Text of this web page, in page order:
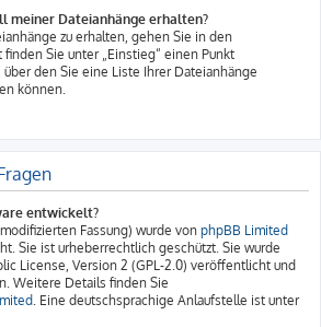
meiner Dateianhänge erhalten?
zu erhalten, gehen Sie in den
Sie unter „Einstieg“ einen Punkt
über den Sie eine Liste Ihrer Dateianhänge
können.
entwickelt?
Fassung) wurde von phpBB Limited
Sie ist urheberrechtlich geschützt. Sie wurde
License, Version 2 (GPL-2.0) veröffentlicht und
Weitere Details finden Sie
. Eine deutschsprachige Anlaufstelle ist unter